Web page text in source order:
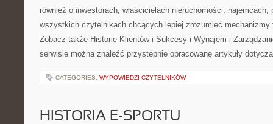
również o inwestorach, właścicielach nieruchomości, najemcach,
wszystkich czytelnikach chcących lepiej zrozumieć mechanizmy
Zobacz także Historie Klientów i Sukcesy i Wynajem i
serwisie można znaleźć przystępnie opracowane artykuły
CATEGORIES: WYPOWIEDZI CZYTELNIKÓW
HISTORIA E-SPORTU